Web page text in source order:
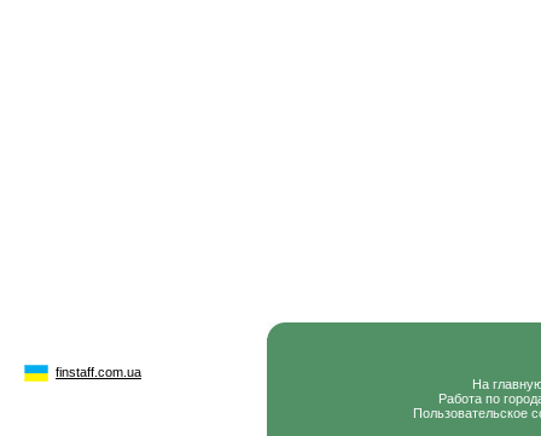
finstaff.com.ua
На
Работа по
Пользовательское